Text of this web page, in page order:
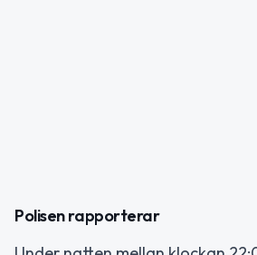
Polisen rapporterar